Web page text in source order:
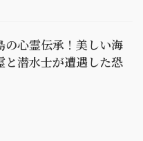
の心霊伝承！美しい海
と潜水士が遭遇した恐